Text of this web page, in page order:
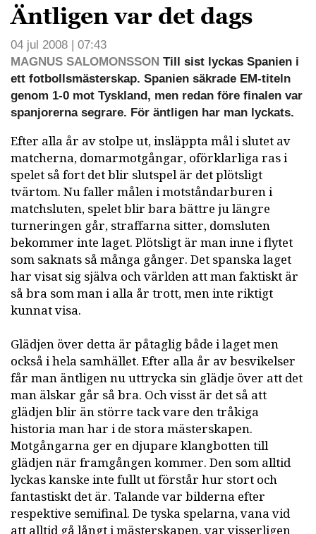
Äntligen var det dags
04 jul 2008 | 07:43
MAGNUS SALOMONSSON Till sist lyckas Spanien i
ett fotbollsmästerskap. Spanien säkrade EM-titeln
genom 1-0 mot Tyskland, men redan före finalen var
spanjorerna segrare. För äntligen har man lyckats.
Efter alla år av stolpe ut, insläppta mål i slutet av
matcherna, domarmotgångar, oförklarliga ras i
spelet så fort det blir slutspel är det plötsligt
tvärtom. Nu faller målen i motståndarburen i
matchsluten, spelet blir bara bättre ju längre
turneringen går, straffarna sitter, domsluten
bekommer inte laget. Plötsligt är man inne i flytet
som saknats så många gånger. Det spanska laget
har visat sig själva och världen att man faktiskt är
så bra som man i alla år trott, men inte riktigt
kunnat visa.
Glädjen över detta är påtaglig både i laget men
också i hela samhället. Efter alla år av besvikelser
får man äntligen nu uttrycka sin glädje över att det
man älskar går så bra. Och visst är det så att
glädjen blir än större tack vare den tråkiga
historia man har i de stora mästerskapen.
Motgångarna ger en djupare klangbotten till
glädjen när framgången kommer. Den som alltid
lyckas kanske inte fullt ut förstår hur stort och
fantastiskt det är. Talande var bilderna efter
respektive semifinal. De tyska spelarna, vana vid
att alltid gå långt i mästerskapen, var visserligen